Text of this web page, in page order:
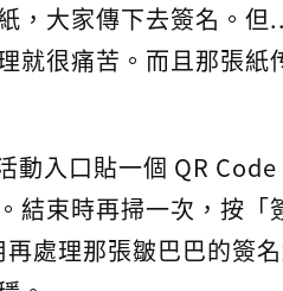
，大家傳下去簽名。但
就很痛苦。而且那張紙
動入口貼一個 QR Code
結束時再掃一次，按「
處理那張皺巴巴的簽